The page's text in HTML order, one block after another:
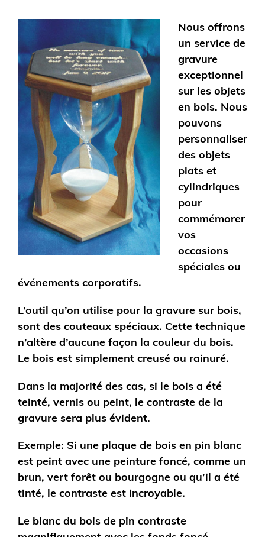
Nous offrons
un service de
gravure
exceptionnel
sur les objets
en bois. Nous
pouvons
personnaliser
des objets
plats et
cylindriques
pour
commémorer
vos
occasions
spéciales ou
événements corporatifs.
L’outil qu’on utilise pour la gravure sur bois,
sont des couteaux spéciaux. Cette technique
n’altère d’aucune façon la couleur du bois.
Le bois est simplement creusé ou rainuré.
Dans la majorité des cas, si le bois a été
teinté, vernis ou peint, le contraste de la
gravure sera plus évident.
Exemple: Si une plaque de bois en pin blanc
est peint avec une peinture foncé, comme un
brun, vert forêt ou bourgogne ou qu’il a été
tinté, le contraste est incroyable.
Le blanc du bois de pin contraste